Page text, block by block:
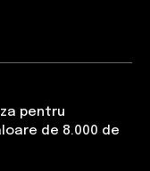
pentru
de 8.000 de